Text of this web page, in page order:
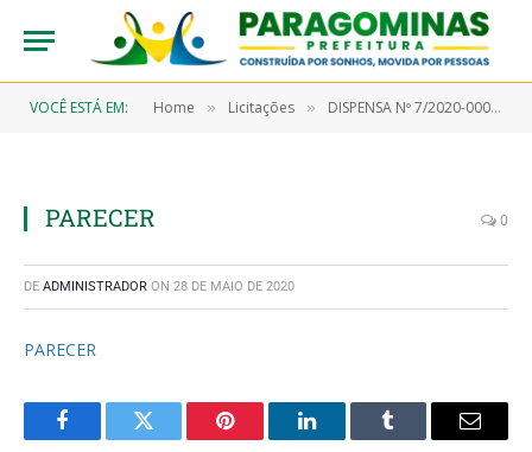
VOCÊ ESTÁ EM: Home » Licitações » DISPENSA Nº 7/2020-00032 (Aquisição de material hospitalar e proteção e segurança)
PARECER 0
DE ADMINISTRADOR ON 28 DE MAIO DE 2020
PARECER
FacebookTwitter Pinterest LinkedInTumblr Email